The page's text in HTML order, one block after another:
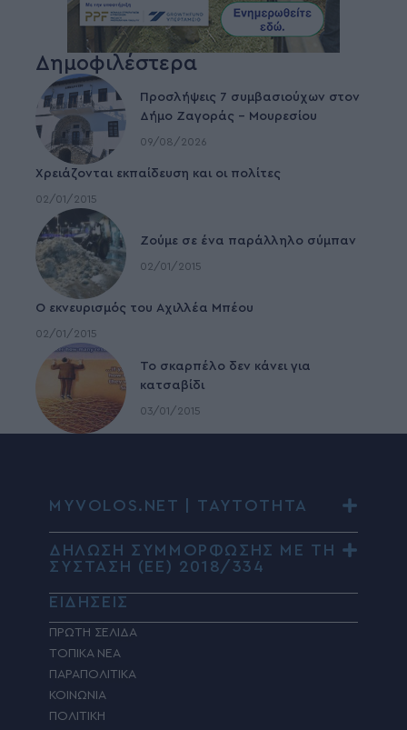
Δημοφιλέστερα
Προσλήψεις 7 συμβασιούχων στον
Δήμο Ζαγοράς – Μουρεσίου
09/08/2026
Χρειάζονται εκπαίδευση και οι πολίτες
02/01/2015
Ζούμε σε ένα παράλληλο σύμπαν
02/01/2015
Ο εκνευρισμός του Αχιλλέα Μπέου
02/01/2015
To σκαρπέλο δεν κάνει για
κατσαβίδι
03/01/2015
MYVOLOS.NET | ΤΑΥΤΟΤΗΤΑ
ΔΗΛΩΣΗ ΣΥΜΜΟΡΦΩΣΗΣ ΜΕ ΤΗ
ΣΥΣΤΑΣΗ (ΕΕ) 2018/334
ΕΙΔΗΣΕΙΣ
ΠΡΩΤΗ ΣΕΛΙΔΑ
ΤΟΠΙΚΑ ΝΕΑ
ΠΑΡΑΠΟΛΙΤΙΚΑ
ΚΟΙΝΩΝΙΑ
ΠΟΛΙΤΙΚΗ